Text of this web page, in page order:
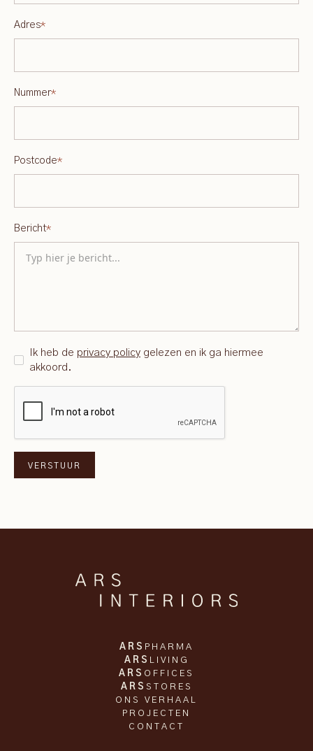
Adres*
Nummer*
Postcode*
Bericht*
Ik heb de privacy policy gelezen en ik ga hiermee
akkoord.
ARS PHARMA
ARS LIVING
ARS OFFICES
ARS STORES
ONS VERHAAL
PROJECTEN
CONTACT